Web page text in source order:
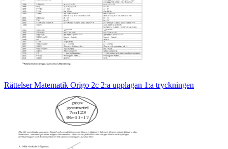
Rättelser Matematik Origo 2c 2:a upplagan 1:a tryckningen